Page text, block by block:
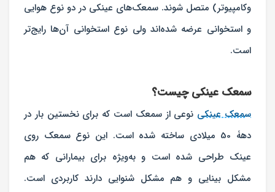
وکامپیوتر) متصل شوند. سمعک‌های عینکی در دو نوع هوایی
و استخوانی عرضه شده‌اند ولی نوع استخوانی آن‌ها رایج‌تر
است.
سمعک عینکی چیست؟
سمعک عینکی نوعی از سمعک است که برای نخستین بار در
دهۀ 50 میلادی ساخته شده است. این نوع سمعک روی
عینک طراحی شده است و به‌ویژه برای بیمارانی که هم
مشکل بینایی و هم مشکل شنوایی دارند کاربردی است.